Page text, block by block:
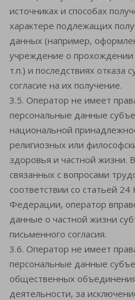
источниках и способах
характере подлежащих
данных (например,
учреждение о прохождении
т.п.) и последствиях отказа
согласие на их получение.
3.5. Оператор не имеет
персональные данные
национальной
религиозных или
здоровья и частной жизни.
связанных с вопросами
соответствии со статьей
Федерации, оператор
данные о частной жизни
письменного согласия.
3.6. Оператор не имеет
персональные данные
общественных
деятельности, за